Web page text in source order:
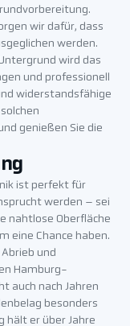
wir dafür, dass
werden.
wird das
und professionell
widerstandsfähige
genießen Sie die
ist perfekt für
werden – sei
nahtlose Oberfläche
eine Chance haben.
und
Hamburg-
auch nach Jahren
besonders
hält er über Jahre